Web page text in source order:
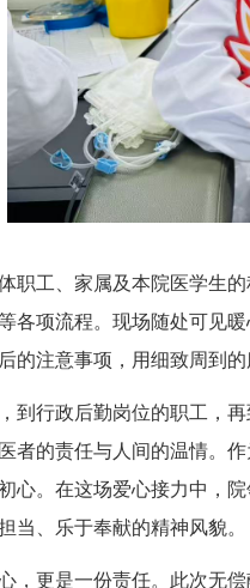
职工、家属及本院医学生
各项流程。现场随处可见
的注意事项，用细致周到
到行政后勤岗位的职工，
者的责任与人间的温情。
心。在这场爱心接力中，
当、乐于奉献的精神风貌。
，更是一份责任。此次无